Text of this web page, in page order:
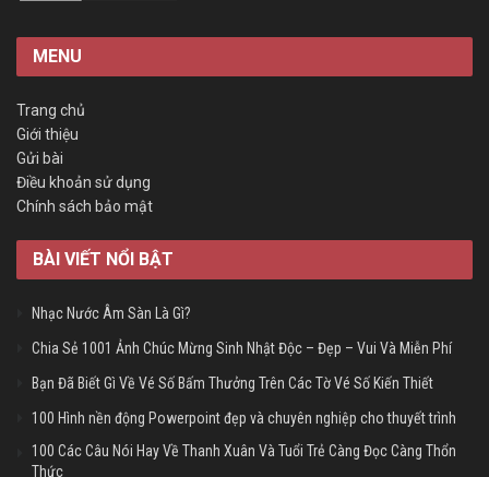
MENU
Trang chủ
Giới thiệu
Gửi bài
Điều khoản sử dụng
Chính sách bảo mật
BÀI VIẾT NỔI BẬT
Nhạc Nước Âm Sàn Là Gì?
Chia Sẻ 1001 Ảnh Chúc Mừng Sinh Nhật Độc – Đẹp – Vui Và Miễn Phí
Bạn Đã Biết Gì Về Vé Số Bấm Thưởng Trên Các Tờ Vé Số Kiến Thiết
100 Hình nền động Powerpoint đẹp và chuyên nghiệp cho thuyết trình
100 Các Câu Nói Hay Về Thanh Xuân Và Tuổi Trẻ Càng Đọc Càng Thổn
Thức